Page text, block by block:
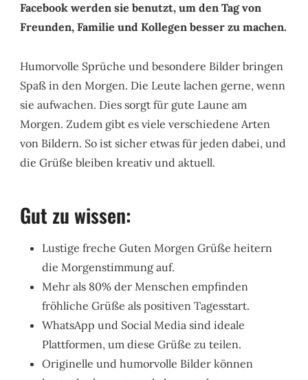
Facebook werden sie benutzt, um den Tag von
Freunden, Familie und Kollegen besser zu machen.
Humorvolle Sprüche und besondere Bilder bringen
Spaß in den Morgen. Die Leute lachen gerne, wenn
sie aufwachen. Dies sorgt für gute Laune am
Morgen. Zudem gibt es viele verschiedene Arten
von Bildern. So ist sicher etwas für jeden dabei, und
die Grüße bleiben kreativ und aktuell.
Gut zu wissen:
Lustige freche Guten Morgen Grüße heitern
die Morgenstimmung auf.
Mehr als 80% der Menschen empfinden
fröhliche Grüße als positiven Tagesstart.
WhatsApp und Social Media sind ideale
Plattformen, um diese Grüße zu teilen.
Originelle und humorvolle Bilder können